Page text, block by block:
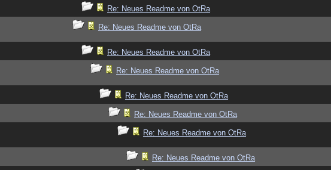
Re: Neues Readme von OtRa
Re: Neues Readme von OtRa
Re: Neues Readme von OtRa
Re: Neues Readme von OtRa
Re: Neues Readme von OtRa
Re: Neues Readme von OtRa
Re: Neues Readme von OtRa
Re: Neues Readme von OtRa